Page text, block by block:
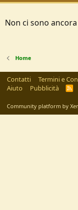
Non ci sono
Home
Contatti Termini e
Aiuto
Pubblicità
R
Community platform by